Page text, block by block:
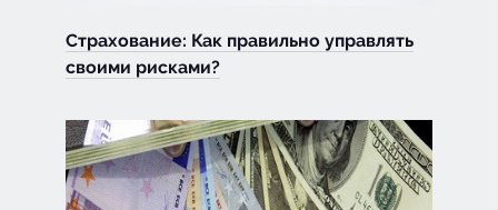
Страхование: Как правильно управлять
своими рисками?